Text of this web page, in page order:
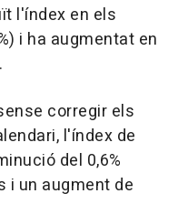
l'índex en els
i ha augmentat en
corregir els
l'índex de
del 0,6%
i un augment de